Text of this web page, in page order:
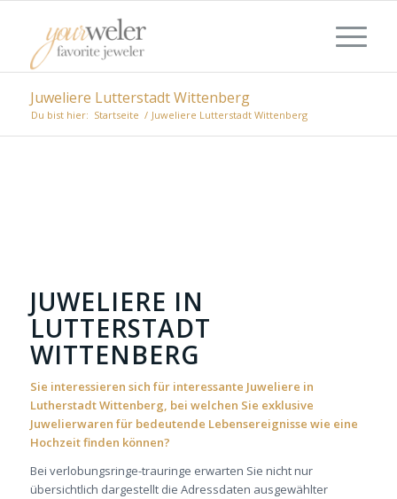
Juweliere Lutterstadt Wittenberg
Du bist hier: Startseite / Juweliere Lutterstadt Wittenberg
JUWELIERE IN
LUTTERSTADT
WITTENBERG
Sie interessieren sich für interessante Juweliere in
Lutherstadt Wittenberg, bei welchen Sie exklusive
Juwelierwaren für bedeutende Lebensereignisse wie eine
Hochzeit finden können?
Bei verlobungsringe-trauringe erwarten Sie nicht nur
übersichtlich dargestellt die Adressdaten ausgewählter